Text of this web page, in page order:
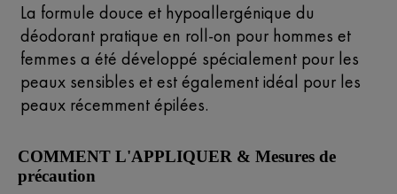
La formule douce et hypoallergénique du
déodorant pratique en roll-on pour hommes et
femmes a été développé spécialement pour les
peaux sensibles et est également idéal pour les
peaux récemment épilées.
COMMENT L'APPLIQUER & Mesures de
précaution